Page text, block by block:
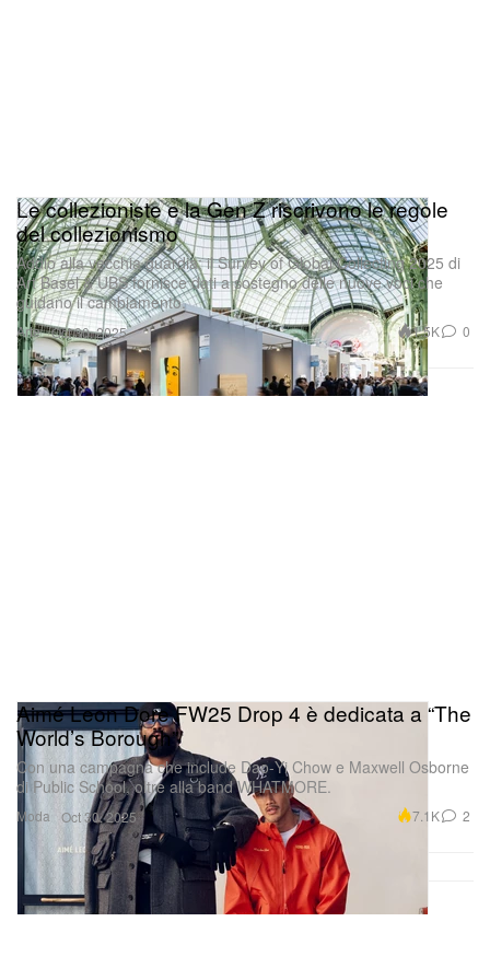
Parliamo pure di “quel duo di cui non sapevi di aver
Arte
Le collezioniste e la Gen Z riscrivono le regole
del collezionismo
Addio alla vecchia guardia: il Survey of Global Collecting 2025 di
Art Basel & UBS fornisce dati a sostegno delle nuove voci che
guidano il cambiamento.
Oct 30, 2025 1.5K 0
Moda
Aimé Leon Dore FW25 Drop 4 è dedicata a “The
World’s Borough”
Con una campagna che include Dao‑Yi Chow e Maxwell Osborne
di Public School, oltre alla band WHATMORE.
Oct 30, 2025 7.1K 2